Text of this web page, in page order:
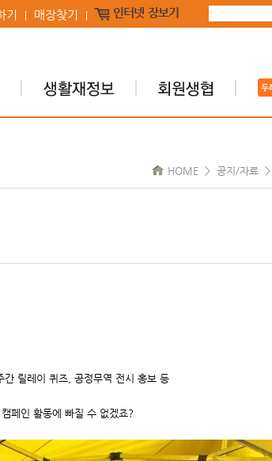
기 매장찾기 인터넷 장보기
HOME > 공지/자료 >
릴레이 퀴즈, 공정무역 전시 홍보 등
페인 활동에 빠질 수 없겠죠?